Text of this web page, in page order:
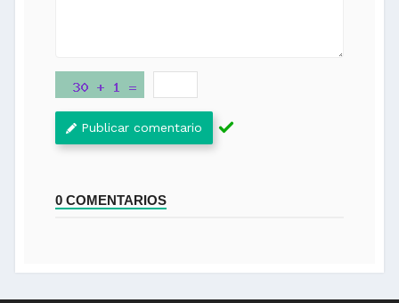
Publicar comentario
0 COMENTARIOS